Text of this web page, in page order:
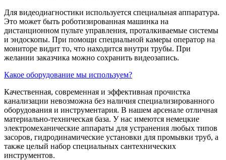
Для видеодиагностики используется специальная аппаратура.
Это может быть роботизированная машинка на
дистанционном пульте управления, проталкиваемые системы
и эндоскопы. При помощи специальной камеры оператор на
мониторе видит то, что находится внутри трубы. При
желании заказчика можно сохранить видеозапись.
Какое оборудование мы используем?
Качественная, современная и эффективная прочистка
канализации невозможна без наличия специализированного
оборудования и инструментария. В нашем арсенале отличная
материально-техническая база. У нас имеются немецкие
электромеханические аппараты для устранения любых типов
засоров, гидродинамические установки для промывки труб, а
также целый набор специальных сантехнических
инструментов.